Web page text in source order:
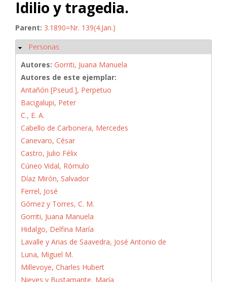
Idilio y tragedia.
Parent: 3.1890=Nr. 139(4.Jan.)
Ocultar
Personas
Autores: Gorriti, Juana Manuela
Autores de este ejemplar:
Antañón [Pseud.], Perpetuo
Bacigalupi, Peter
C., E. A.
Cabello de Carbonera, Mercedes
Canevaro, César
Castro, Julio Félix
Cúneo Vidal, Rómulo
Díaz Mirón, Salvador
Ferrel, José
Gómez y Torres, C. M.
Gorriti, Juana Manuela
Hidalgo, Delfina María
Lavalle y Arias de Saavedra, José Antonio de
Luna, Miguel M.
Millevoye, Charles Hubert
Nieves y Bustamante, María